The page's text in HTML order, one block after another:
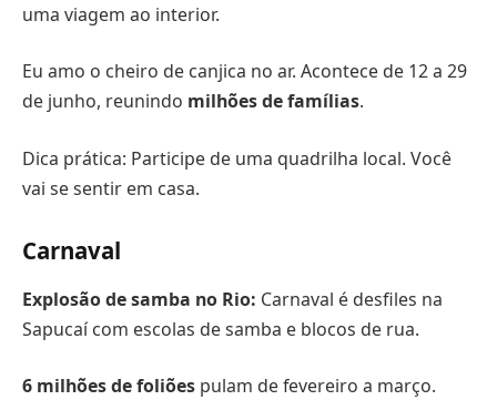
uma viagem ao interior.
Eu amo o cheiro de canjica no ar. Acontece de 12 a 29
de junho, reunindo milhões de famílias.
Dica prática: Participe de uma quadrilha local. Você
vai se sentir em casa.
Carnaval
Explosão de samba no Rio: Carnaval é desfiles na
Sapucaí com escolas de samba e blocos de rua.
6 milhões de foliões pulam de fevereiro a março.